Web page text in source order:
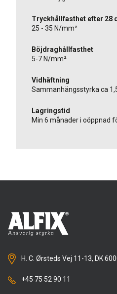
Tryckhållfasthet efter 28
25 - 35 N/mm²
Böjdraghållfasthet
5-7 N/mm²
Vidhäftning
Sammanhängsstyrka ca
Lagringstid
Min 6 månader i oöppnad
H. C. Ørsteds Vej 11-13, DK
+45 75 52 90 11